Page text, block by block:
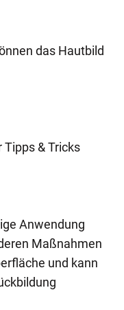
das Hautbild
& Tricks
Anwendung
Maßnahmen
und kann